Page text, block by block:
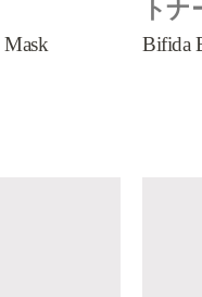
トナ
Bifida